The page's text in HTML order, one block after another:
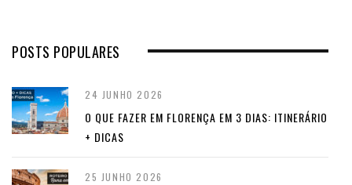
POSTS POPULARES
24 JUNHO 2026
O QUE FAZER EM FLORENÇA EM 3 DIAS: ITINERÁRIO
+ DICAS
25 JUNHO 2026